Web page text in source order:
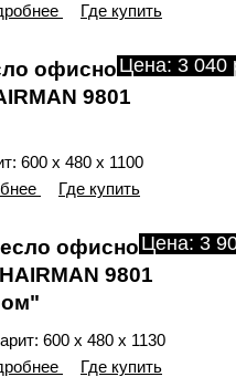
Где купить
Цена: 3 040
офисное
9801
600 х 480 х 1100
Где купить
Цена: 3
офисное
9801
600 х 480 х 1130
Где купить